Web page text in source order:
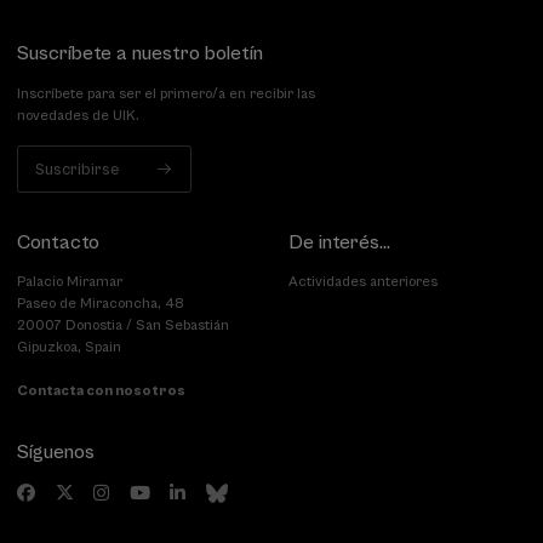
Suscríbete a nuestro boletín
Inscríbete para ser el primero/a en recibir las
novedades de UIK.
Suscribirse
Contacto
Palacio Miramar
Paseo de Miraconcha, 48
20007 Donostia / San Sebastián
Gipuzkoa, Spain
Contacta con nosotros
De interés...
Actividades anteriores
Síguenos